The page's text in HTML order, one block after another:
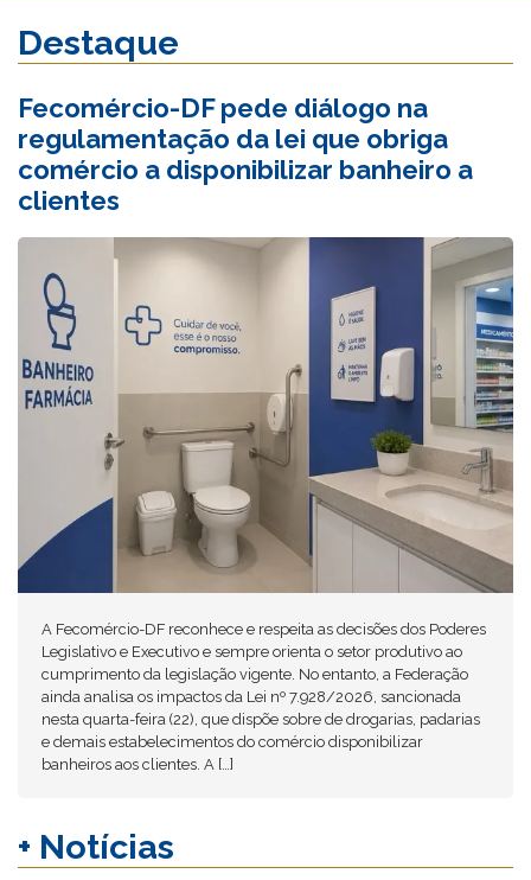
Destaque
Fecomércio-DF pede diálogo na
regulamentação da lei que obriga
comércio a disponibilizar banheiro a
clientes
A Fecomércio-DF reconhece e respeita as decisões dos Poderes
Legislativo e Executivo e sempre orienta o setor produtivo ao
cumprimento da legislação vigente. No entanto, a Federação
ainda analisa os impactos da Lei nº 7.928/2026, sancionada
nesta quarta-feira (22), que dispõe sobre de drogarias, padarias
e demais estabelecimentos do comércio disponibilizar
banheiros aos clientes. A […]
+ Notícias